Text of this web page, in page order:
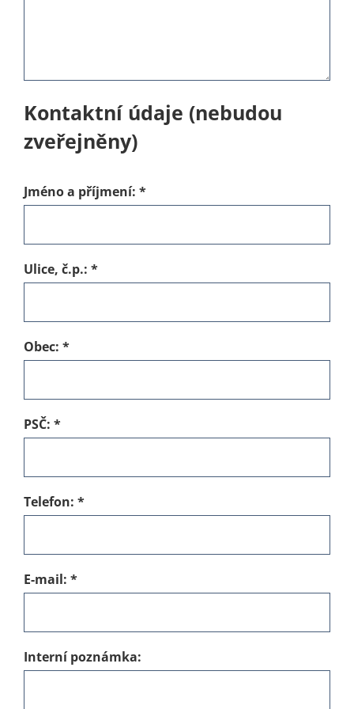
Kontaktní údaje (nebudou
zveřejněny)
Jméno a příjmení: *
Ulice, č.p.: *
Obec: *
PSČ: *
Telefon: *
E-mail: *
Interní poznámka: